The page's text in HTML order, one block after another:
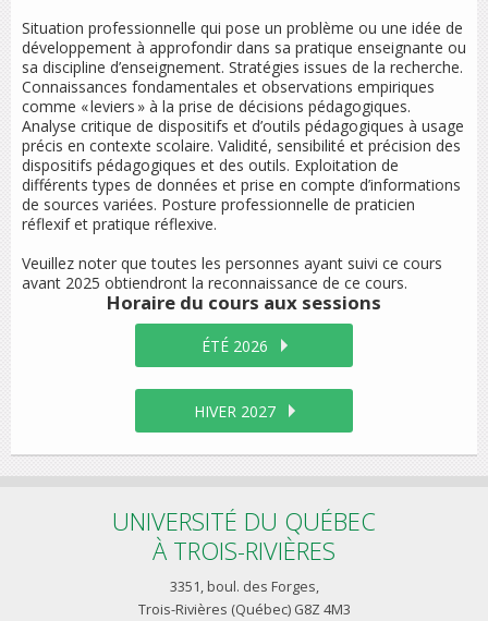
Situation professionnelle qui pose un problème ou une idée de
développement à approfondir dans sa pratique enseignante ou
sa discipline d’enseignement. Stratégies issues de la recherche.
Connaissances fondamentales et observations empiriques
comme « leviers » à la prise de décisions pédagogiques.
Analyse critique de dispositifs et d’outils pédagogiques à usage
précis en contexte scolaire. Validité, sensibilité et précision des
dispositifs pédagogiques et des outils. Exploitation de
différents types de données et prise en compte d’informations
de sources variées. Posture professionnelle de praticien
réflexif et pratique réflexive.
Veuillez noter que toutes les personnes ayant suivi ce cours
avant 2025 obtiendront la reconnaissance de ce cours.
Horaire du cours aux sessions
ÉTÉ 2026
HIVER 2027
UNIVERSITÉ DU QUÉBEC
À TROIS-RIVIÈRES
3351, boul. des Forges,
Trois-Rivières (Québec) G8Z 4M3